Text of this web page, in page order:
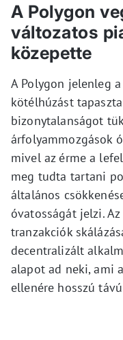
A Polygon
változatos
közepette
A Polygon jelenleg
kötélhúzást
bizonytalanságot
árfolyammozgások
mivel az érme a
meg tudta tartani
általános
óvatosságát jelzi.
tranzakciók
decentralizált
alapot ad neki, ami
ellenére hosszú